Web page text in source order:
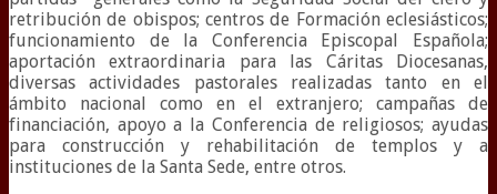
retribución de obispos; centros de Formación eclesiásticos;
funcionamiento de la Conferencia Episcopal Española;
aportación extraordinaria para las Cáritas Diocesanas,
diversas actividades pastorales realizadas tanto en el
ámbito nacional como en el extranjero; campañas de
financiación, apoyo a la Conferencia de religiosos; ayudas
para construcción y rehabilitación de templos y a
instituciones de la Santa Sede, entre otros.